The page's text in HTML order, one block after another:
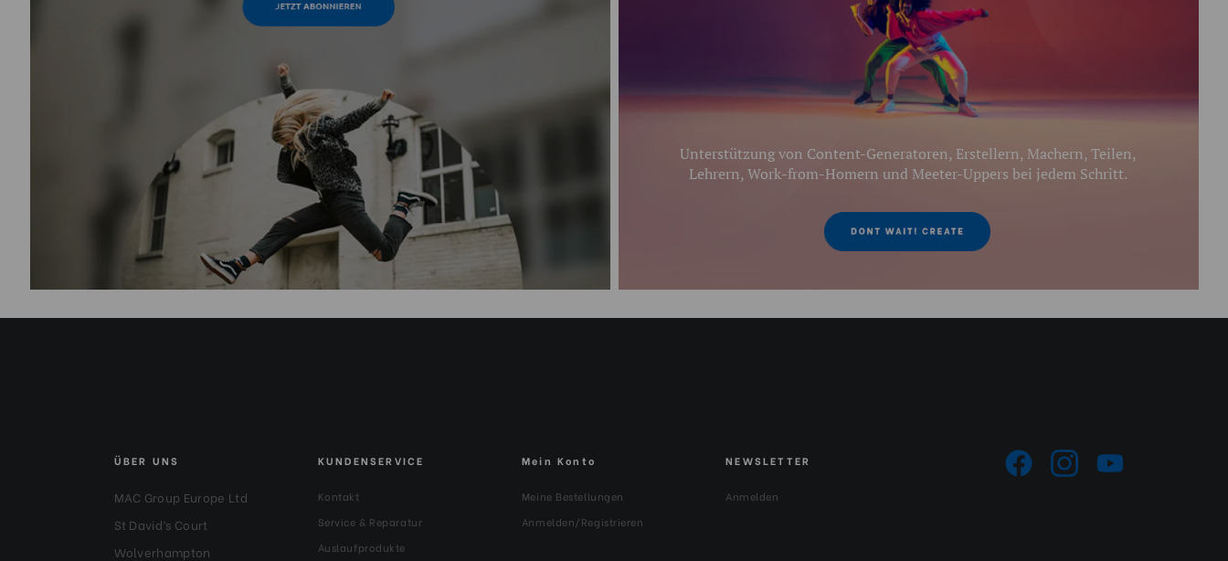
Unterstützung von Content-Generatoren, Erstellern, Machern, Teilen,
Lehrern, Work-from-Homern und Meeter-Uppers bei jedem Schritt.
ÜBER UNS
MAC Group Europe Ltd
St David’s Court
Wolverhampton
KUNDENSERVICE
Kontakt
Service & Reparatur
Auslaufprodukte
Mein Konto
Meine Bestellungen
Anmelden/Registrieren
NEWSLETTER
Anmelden